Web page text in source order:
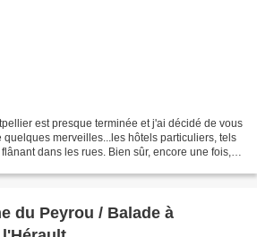
est presque terminée et j'ai décidé de vous
merveilles...les hôtels particuliers, tels
dans les rues. Bien sûr, encore une fois,
du Peyrou / Balade à